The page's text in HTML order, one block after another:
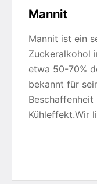
Mannit
Mannit ist ein
Zuckeralkohol
etwa 50-70%
bekannt für
Beschaffenheit
Kühleffekt.Wir